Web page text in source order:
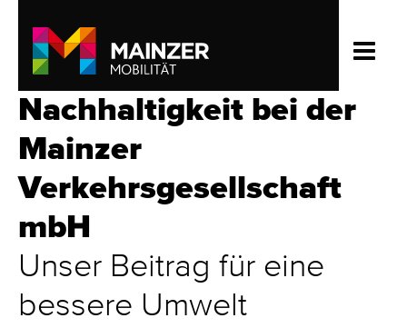
Nachhaltigkeit bei der
Mainzer
Verkehrsgesellschaft
mbH
Unser Beitrag für eine
bessere Umwelt